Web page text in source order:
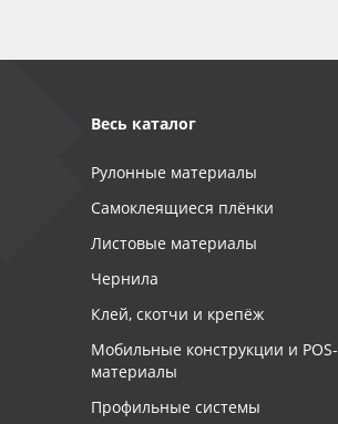
Весь каталог
Рулонные материалы
Самоклеящиеся плёнки
Листовые материалы
Чернила
Клей, скотчи и крепёж
Мобильные конструкции и POS-
материалы
Профильные системы